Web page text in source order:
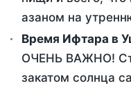
азаном на
Время Ифтара в
ОЧЕНЬ ВАЖНО!
закатом солнца